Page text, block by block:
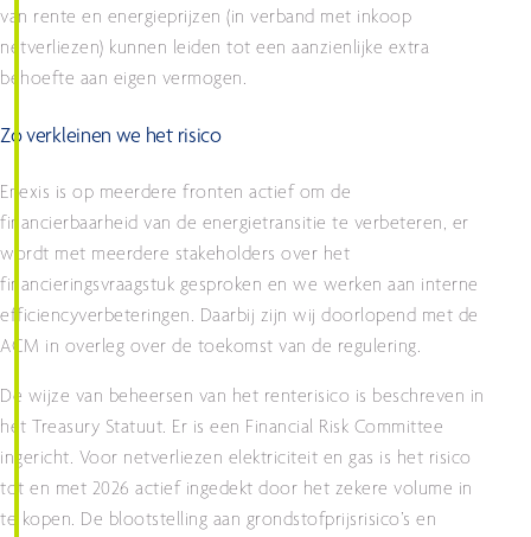
van rente en energieprijzen (in verband met inkoop
netverliezen) kunnen leiden tot een aanzienlijke extra
behoefte aan eigen vermogen.
Zo verkleinen we het risico
Enexis is op meerdere fronten actief om de
financierbaarheid van de energietransitie te verbeteren, er
wordt met meerdere stakeholders over het
financieringsvraagstuk gesproken en we werken aan interne
efficiencyverbeteringen. Daarbij zijn wij doorlopend met de
ACM in overleg over de toekomst van de regulering.
De wijze van beheersen van het renterisico is beschreven in
het Treasury Statuut. Er is een Financial Risk Committee
ingericht. Voor netverliezen elektriciteit en gas is het risico
tot en met 2026 actief ingedekt door het zekere volume in
te kopen.​ De blootstelling aan grondstofprijsrisico’s en